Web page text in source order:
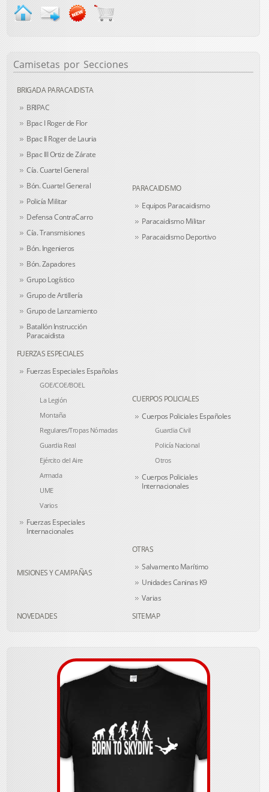
Camisetas por Secciones
BRIGADA PARACAIDISTA
BRIPAC
Bpac I Roger de Flor
Bpac II Roger de Lauria
Bpac III Ortiz de Zárate
Cía. Cuartel General
Bón. Cuartel General
Policía Militar
Defensa ContraCarro
Cía. Transmisiones
Bón. Ingenieros
Bón. Zapadores
Grupo Logístico
Grupo de Artillería
Grupo de Lanzamiento
Batallón Instrucción
Paracaidista
PARACAIDISMO
Equipos Paracaidismo
Paracaidismo Militar
Paracaidismo Deportivo
FUERZAS ESPECIALES
Fuerzas Especiales Españolas
GOE/COE/BOEL
La Legión
Montaña
Regulares/Tropas Nómadas
Guardia Real
Ejército del Aire
Armada
UME
Varios
Fuerzas Especiales
Internacionales
CUERPOS POLICIALES
Cuerpos Policiales Españoles
Guardia Civil
Policía Nacional
Otros
Cuerpos Policiales
Internacionales
MISIONES Y CAMPAÑAS
OTRAS
Salvamento Marítimo
Unidades Caninas K9
Varias
NOVEDADES
SITEMAP